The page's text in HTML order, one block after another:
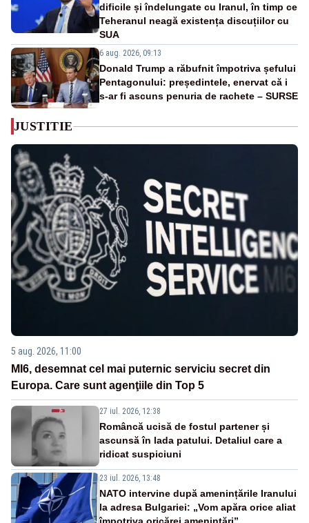
dificile și îndelungate cu Iranul, în timp ce
Teheranul neagă existența discuțiilor cu
SUA
6 aug. 2026, 09:13
Donald Trump a răbufnit împotriva șefului
Pentagonului: președintele, enervat că i
s-ar fi ascuns penuria de rachete – SURSE
JUSTITIE
5 aug. 2026, 11:00
MI6, desemnat cel mai puternic serviciu secret din
Europa. Care sunt agenţiile din Top 5
27 iul. 2026, 12:38
Româncă ucisă de fostul partener și
ascunsă în lada patului. Detaliul care a
ridicat suspiciuni
23 iul. 2026, 13:48
NATO intervine după amenințările Iranului
la adresa Bulgariei: „Vom apăra orice aliat
împotriva oricărei amenințări”